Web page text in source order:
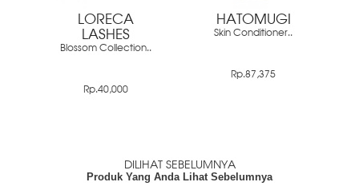
LORECA
LASHES
Blossom Collection..
Rp.40,000
HATOMUGI
Skin Conditioner..
Rp.87,375
DILIHAT SEBELUMNYA
Produk Yang Anda Lihat Sebelumnya